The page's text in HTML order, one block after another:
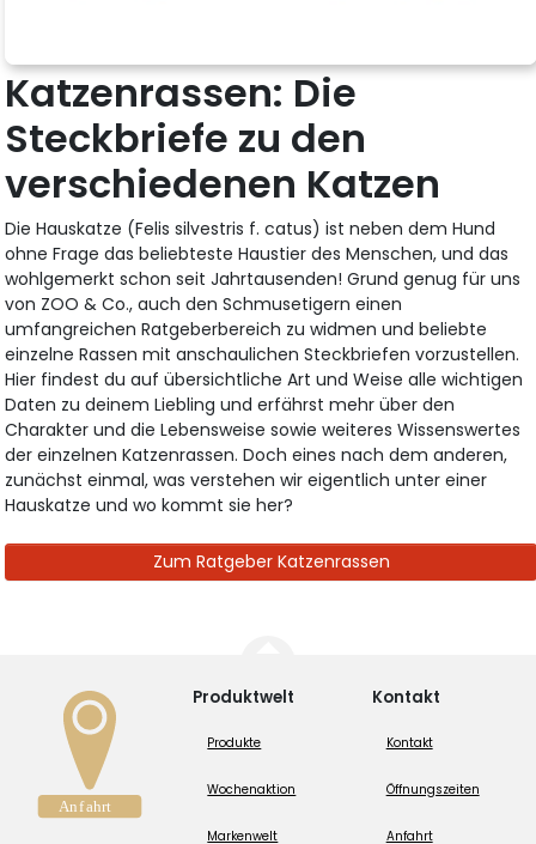
Katzenrassen: Die
Steckbriefe zu den
verschiedenen Katzen
Die Hauskatze (Felis silvestris f. catus) ist neben dem Hund
ohne Frage das beliebteste Haustier des Menschen, und das
wohlgemerkt schon seit Jahrtausenden! Grund genug für uns
von ZOO & Co., auch den Schmusetigern einen
umfangreichen Ratgeberbereich zu widmen und beliebte
einzelne Rassen mit anschaulichen Steckbriefen vorzustellen.
Hier findest du auf übersichtliche Art und Weise alle wichtigen
Daten zu deinem Liebling und erfährst mehr über den
Charakter und die Lebensweise sowie weiteres Wissenswertes
der einzelnen Katzenrassen. Doch eines nach dem anderen,
zunächst einmal, was verstehen wir eigentlich unter einer
Hauskatze und wo kommt sie her?
Zum Ratgeber Katzenrassen
Produktwelt
Produkte
Wochenaktion
Markenwelt
Kontakt
Kontakt
Öffnungszeiten
Anfahrt